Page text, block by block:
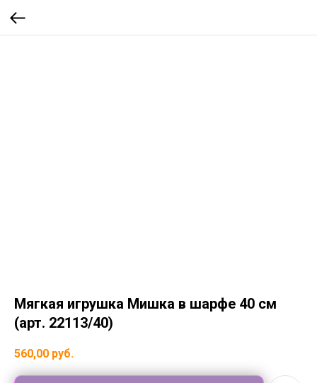
Мягкая игрушка Мишка в шарфе 40 см
(арт. 22113/40)
560,00 руб.